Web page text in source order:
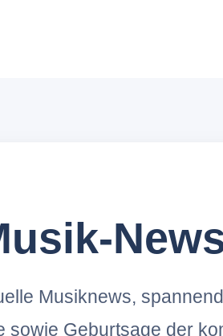
Musiknews,
sowie Geburtsage der